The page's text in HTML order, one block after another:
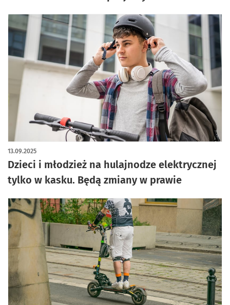
Dzieci i młodzież na hulajnodze elektrycznej
tylko w kasku. Będą zmiany w prawie
13.09.2025